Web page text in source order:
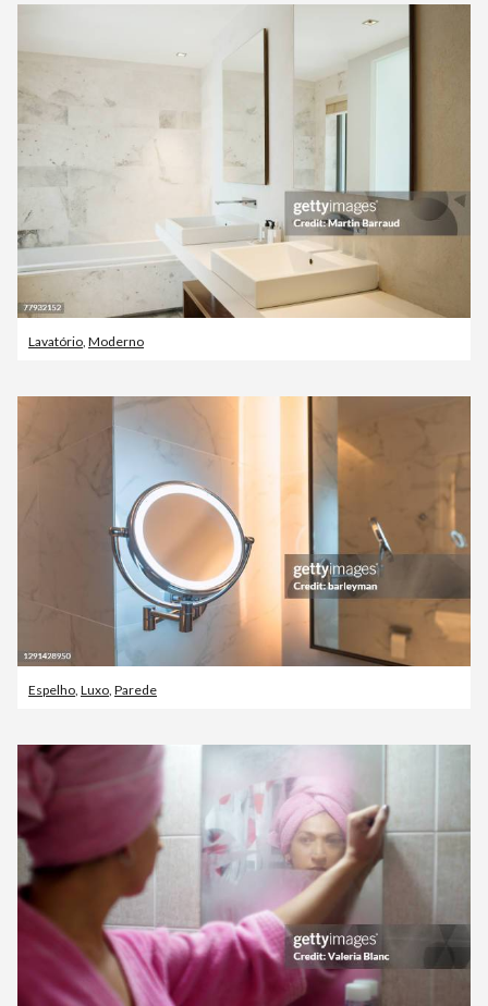
Lavatório Moderno
Espelho, Luxo, Parede